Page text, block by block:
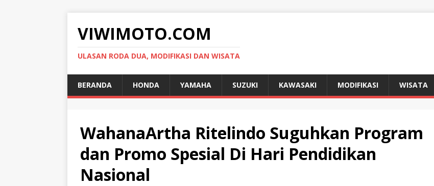
VIWIMOTO.COM
ULASAN RODA DUA, MODIFIKASI DAN WISATA
BERANDA HONDA YAMAHA SUZUKI KAWASAKI MODIFIKASI WISATA
WahanaArtha Ritelindo Suguhkan Program
dan Promo Spesial Di Hari Pendidikan
Nasional